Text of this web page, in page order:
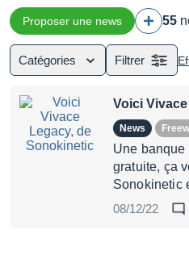
Proposer une news 55
Catégories Filtrer
Voici
News
Une banque
gratuite, ça
Sonokinetic
08/12/22